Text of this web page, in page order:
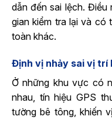
dẫn đến sai lệch. Điều
gian kiểm tra lại và có
toàn khác.
Định vị nhảy sai vị trí
Ở những khu vực có
nhau, tín hiệu GPS
tường bê tông, khiến